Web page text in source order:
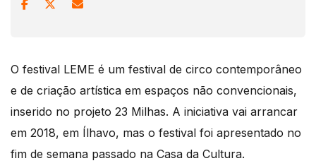
O festival LEME é um festival de circo contemporâneo
e de criação artística em espaços não convencionais,
inserido no projeto 23 Milhas. A iniciativa vai arrancar
em 2018, em Ílhavo, mas o festival foi apresentado no
fim de semana passado na Casa da Cultura.